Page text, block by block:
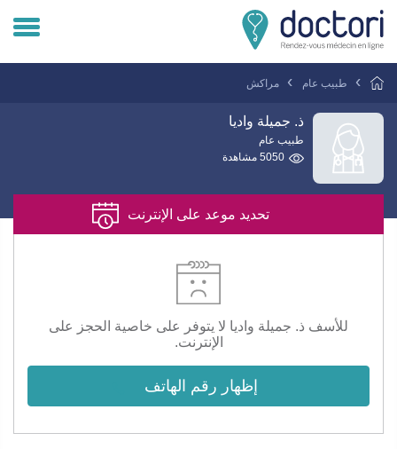
تسجيل دخول المريض
تسجيل دخول الطبيب
طبيب عام مراكش
ذ. جميلة واديا
طبيب عام
5050 مشاهدة
تحديد موعد على الإنترنت
للأسف ذ. جميلة واديا لا يتوفر على خاصية الحجز على
الإنترنت.
إظهار رقم الهاتف